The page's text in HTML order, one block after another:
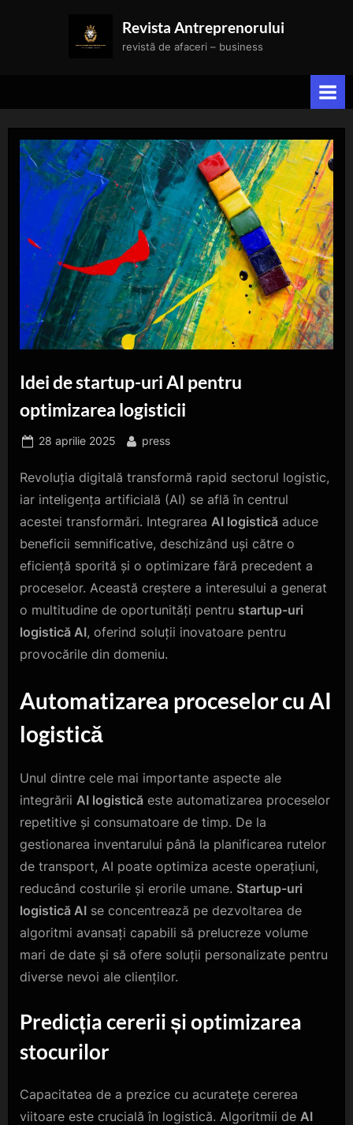
Revista Antreprenorului
revistă de afaceri – business
Idei de startup-uri AI pentru
optimizarea logisticii
Posted
28 aprilie 2025 By
press
Revoluția digitală transformă rapid sectorul logistic,
iar inteligența artificială (AI) se află în centrul
acestei transformări. Integrarea AI logistică aduce
beneficii semnificative, deschizând uși către o
eficiență sporită și o optimizare fără precedent a
proceselor. Această creștere a interesului a generat
o multitudine de oportunități pentru startup-uri
logistică AI, oferind soluții inovatoare pentru
provocările din domeniu.
Automatizarea proceselor cu AI
logistică
Unul dintre cele mai importante aspecte ale
integrării AI logistică este automatizarea proceselor
repetitive și consumatoare de timp. De la
gestionarea inventarului până la planificarea rutelor
de transport, AI poate optimiza aceste operațiuni,
reducând costurile și erorile umane. Startup-uri
logistică AI se concentrează pe dezvoltarea de
algoritmi avansați capabili să prelucreze volume
mari de date și să ofere soluții personalizate pentru
diverse nevoi ale clienților.
Predicția cererii și optimizarea
stocurilor
Capacitatea de a prezice cu acuratețe cererea
viitoare este crucială în logistică. Algoritmii de AI